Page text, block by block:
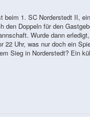
beim 1. SC Norderstedt II,
den Doppeln für den
Wurde dann
22 Uhr, was nur doch ein
Sieg in Norderstedt? Ein